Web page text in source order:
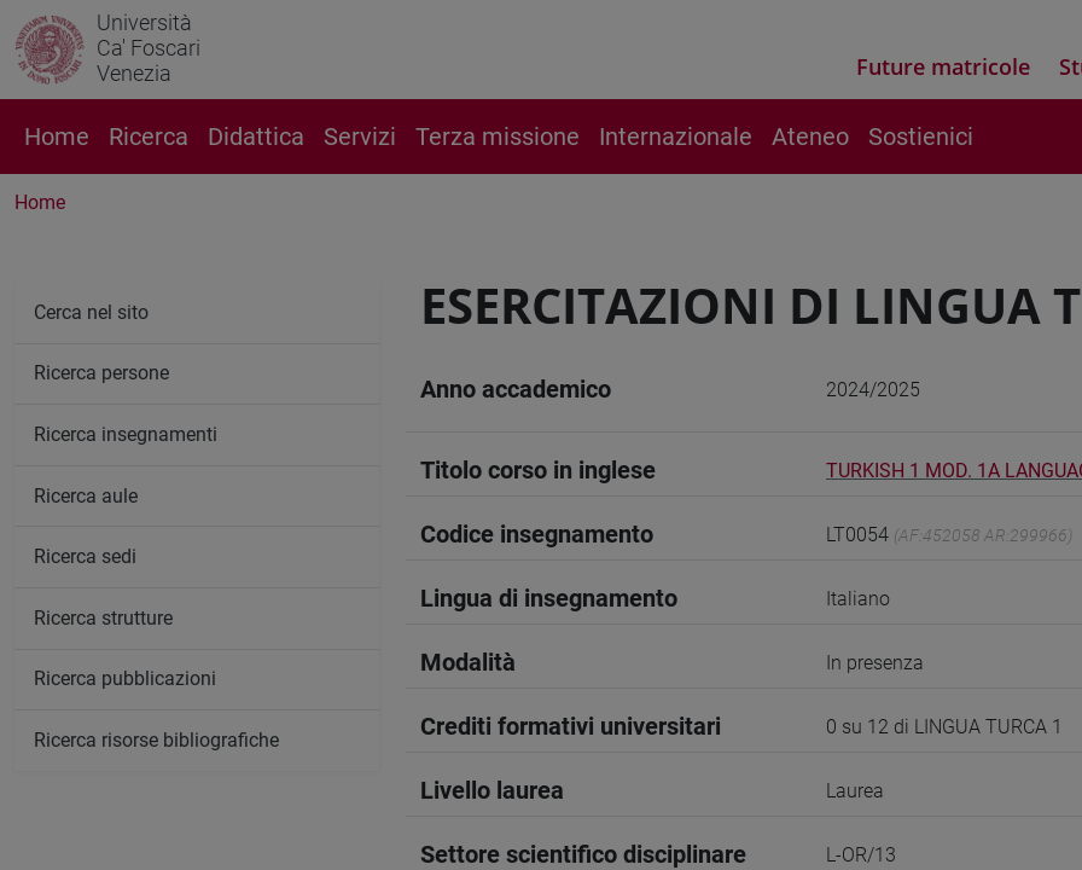
Università
Ca' Foscari
Venezia
Future matricole
Home Ricerca Didattica Servizi Terza missione Internazionale Ateneo Sostienici
Home
ESERCITAZIONI DI LINGUA
Anno accademico 2024/2025
Titolo corso in inglese TURKISH 1 MOD. 1A
Codice insegnamento LT0054 (AF:452058 AR:299966)
Lingua di insegnamento Italiano
Modalità In presenza
Crediti formativi universitari 0 su 12 di LINGUA TURCA 1
Livello laurea Laurea
Settore scientifico disciplinare L-OR/13
Cerca nel sito
Ricerca persone
Ricerca insegnamenti
Ricerca aule
Ricerca sedi
Ricerca strutture
Ricerca pubblicazioni
Ricerca risorse bibliografiche